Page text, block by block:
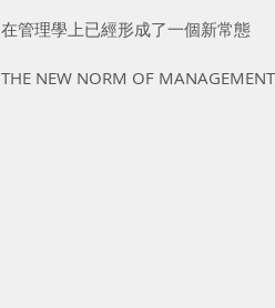
在管理學上已經形成了一個新常態
THE NEW NORM OF MANAGEMENT